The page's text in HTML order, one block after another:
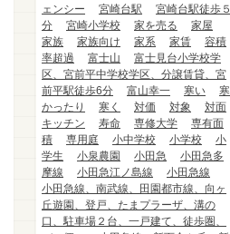
ェンシー
宮崎台駅
宮崎台駅徒歩５
分
宮崎小学校 家を売る
家屋
家族
家族向け 家系 家賃
容積
率超過
富士山
富士見台小学校学
区、宮前平中学校学区、分譲賃貸、宮
前平駅徒歩6分
富山幸一 寒い
寒
かったり
寒く 対価 対象
対面
キッチン
寿命 専修大学
専有面
積
専用庭 小中学校 小学校
小
学生
小泉農園 小田急
小田急多
摩線
小田急江ノ島線
小田急線
小田急線、南武線、田園都市線、向ヶ
丘遊園、登戸、たまプラーザ、溝の
口、駐車場２台、一戸建て、徒歩圏、